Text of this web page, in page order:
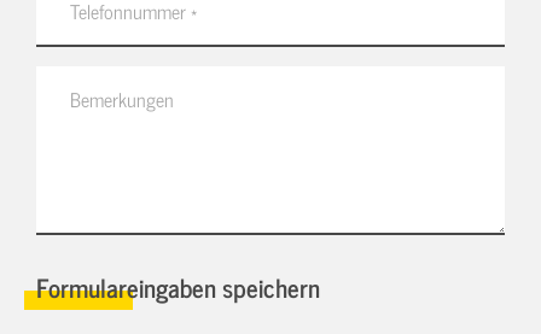
Formulareingaben speichern